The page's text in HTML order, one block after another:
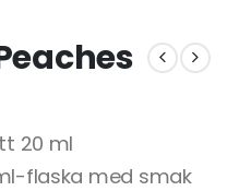
20 ml
flaska med smak